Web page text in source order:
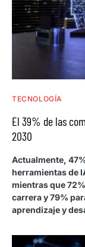
TECNOLOGÍA
El 39% de las
2030
Actualmente,
herramientas de
mientras que
carrera y 79%
aprendizaje y